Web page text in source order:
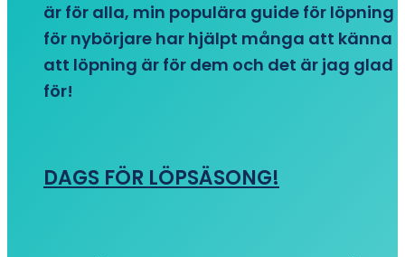
är för alla, min populära guide för löpning
för nybörjare har hjälpt många att känna
att löpning är för dem och det är jag glad
för!
DAGS FÖR LÖPSÄSONG!